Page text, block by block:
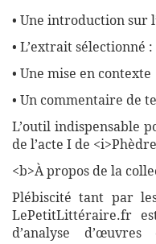
• Une introduction sur
• L’extrait sélectionné
• Une mise en contexte
• Un commentaire de
L’outil indispensable
de l’acte I de
<b>À propos de la
Plébiscité tant par
LePetitLittéraire.fr
d’analyse